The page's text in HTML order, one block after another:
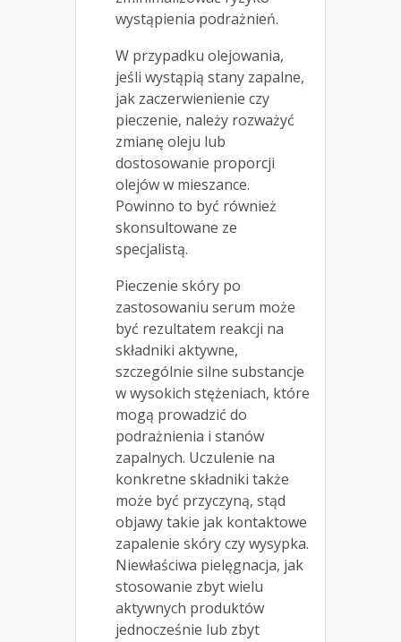
wystąpienia podrażnień.
W przypadku olejowania,
jeśli wystąpią stany zapalne,
jak zaczerwienienie czy
pieczenie, należy rozważyć
zmianę oleju lub
dostosowanie proporcji
olejów w mieszance.
Powinno to być również
skonsultowane ze
specjalistą.
Pieczenie skóry po
zastosowaniu serum może
być rezultatem reakcji na
składniki aktywne,
szczególnie silne substancje
w wysokich stężeniach, które
mogą prowadzić do
podrażnienia i stanów
zapalnych. Uczulenie na
konkretne składniki także
może być przyczyną, stąd
objawy takie jak kontaktowe
zapalenie skóry czy wysypka.
Niewłaściwa pielęgnacja, jak
stosowanie zbyt wielu
aktywnych produktów
jednocześnie lub zbyt